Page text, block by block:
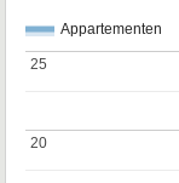
Appartementen
20
20
25
25